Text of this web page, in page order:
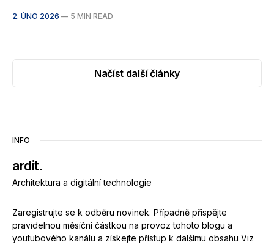
2. ÚNO 2026 — 5 MIN READ
Načíst další články
INFO
ardit.
Architektura a digitální technologie
Zaregistrujte se k odběru novinek. Případně přispějte
pravidelnou měsíční částkou na provoz tohoto blogu a
youtubového kanálu a získejte přístup k dalšímu obsahu Viz